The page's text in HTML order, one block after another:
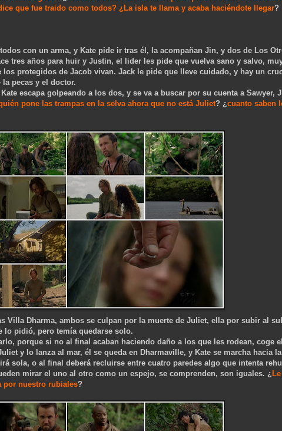
que fue traido como todos? ¿La isla te llama y acaba haciéndote llegar?
con un arma, y Kate pide ir tras él, la acompañan Jin, y dos de Los
tres años para huir y Justin, el lider les pide que vuelva sano y salvo,
los protegidos de Jacob vivan. Jack le pide que lleve cuidado, y hay un
pecas y el doctor.
escapa golpeando a los dos, y se va a buscar por su cuenta a Sawyer,
pone las trampas en la selva ahora que no está Juliet? ¿cuanto saben
Villa Dharma, ambos se culpan por la muerte de Juliet, ella por subir al
lo pidió, pero temía quedarse solo.
porque si no al final acaban haciendo daño a los que les rodean, coge
y lo lanza al mar, él se queda en Dharmaville, y Kate se marcha hacia
sola, o al final deberá recluirse entre cuatro paredes algo que intenta
mirar el uno al otro como un espejo, se comprenden, son iguales. ¿
por nuestro rubiales?